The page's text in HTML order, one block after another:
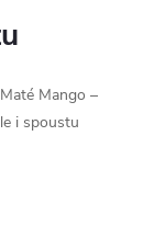
Mango –
i spoustu